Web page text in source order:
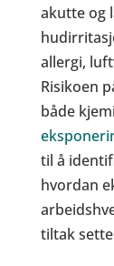
akutte og
allergi,
Risikoen
både
til å
hvordan
tiltak